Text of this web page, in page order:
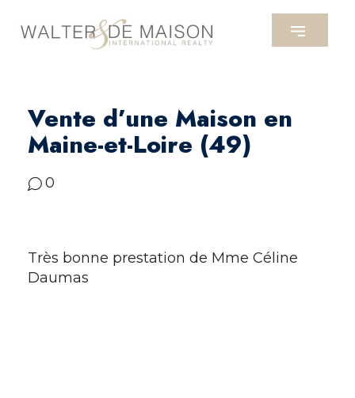
Vente d’une Maison en
Maine-et-Loire (49)
0
Très bonne prestation de Mme Céline
Daumas